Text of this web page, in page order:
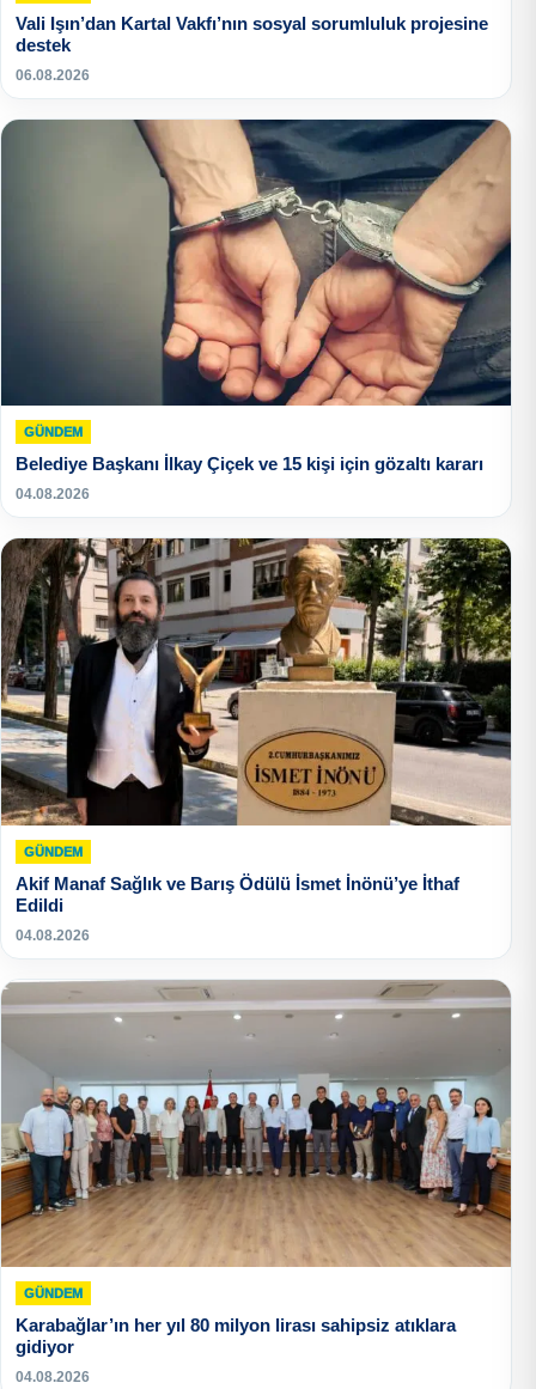
Vali Işın’dan Kartal Vakfı’nın sosyal sorumluluk projesine
destek
06.08.2026
GÜNDEM
Belediye Başkanı İlkay Çiçek ve 15 kişi için gözaltı kararı
04.08.2026
GÜNDEM
Akif Manaf Sağlık ve Barış Ödülü İsmet İnönü’ye İthaf
Edildi
04.08.2026
GÜNDEM
Karabağlar’ın her yıl 80 milyon lirası sahipsiz atıklara
gidiyor
04.08.2026